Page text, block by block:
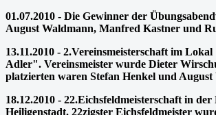
01.07.2010 - Die Gewinner der
August Waldmann, Manfred Kastner und
13.11.2010 - 2.Vereinsmeisterschaft im
Adler". Vereinsmeister wurde Dieter
platzierten waren Stefan Henkel und
18.12.2010 - 22.Eichsfeldmeisterschaft in
Heiligenstadt. 22zigster Eichsfeldmeister